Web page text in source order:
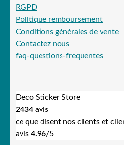
RGPD
Politique remboursement
Conditions générales de vente
Contactez nous
faq-questions-frequentes
Deco Sticker Store
2434 avis
ce que disent nos clients et
avis 4.96/5